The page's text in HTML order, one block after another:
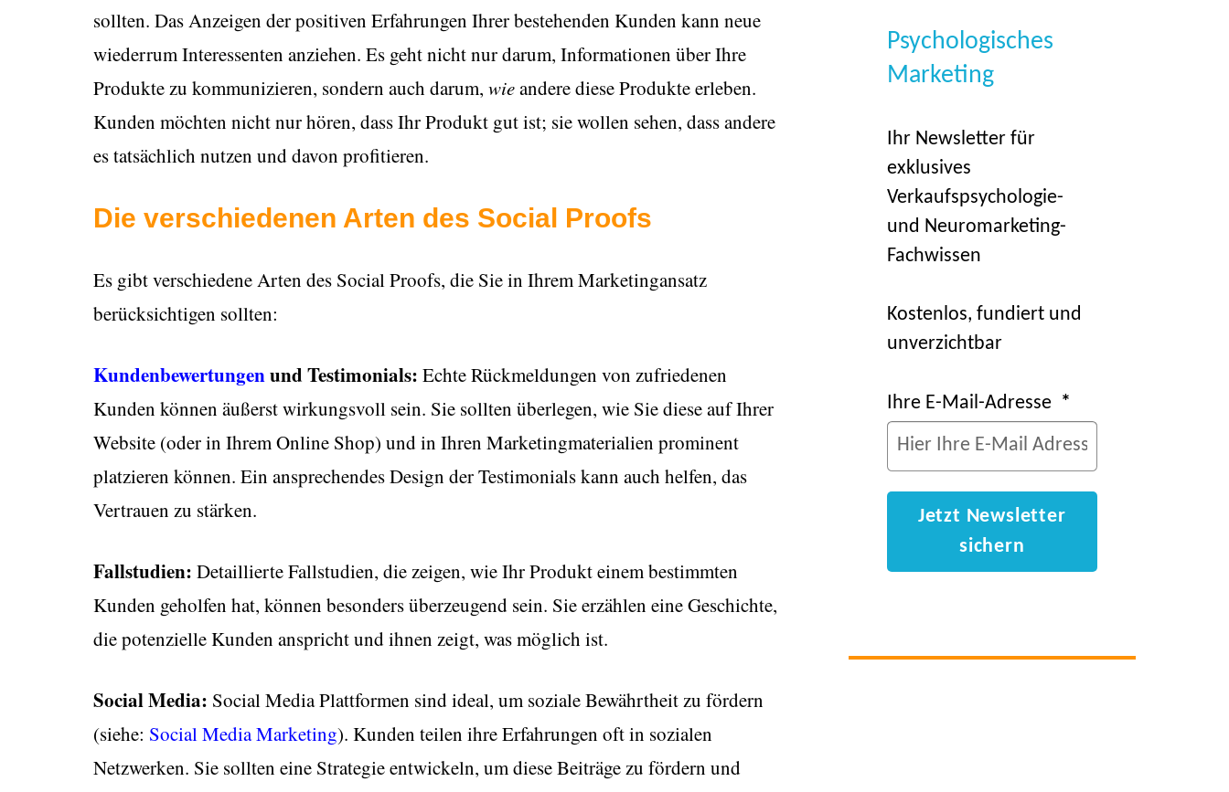
sollten. Das Anzeigen der positiven Erfahrungen Ihrer bestehenden Kunden kann neue
wiederrum Interessenten anziehen. Es geht nicht nur darum, Informationen über Ihre
Produkte zu kommunizieren, sondern auch darum, wieandere diese Produkte erleben.
Kunden möchten nicht nur hören, dass Ihr Produkt gut ist; sie wollen sehen, dass andere
es tatsächlich nutzen und davon profitieren.
Die verschiedenen Arten des Social Proofs
Es gibt verschiedene Arten des Social Proofs, die Sie in Ihrem Marketingansatz
berücksichtigen sollten:
Kundenbewertungenund Testimonials: Echte Rückmeldungen von zufriedenen
Kunden können äußerst wirkungsvoll sein. Sie sollten überlegen, wie Sie diese auf Ihrer
Website (oder in Ihrem Online Shop) und in Ihren Marketingmaterialien prominent
platzieren können. Ein ansprechendes Design der Testimonials kann auch helfen, das
Vertrauen zu stärken.
Fallstudien: Detaillierte Fallstudien, die zeigen, wie Ihr Produkt einem bestimmten
Kunden geholfen hat, können besonders überzeugend sein. Sie erzählen eine Geschichte,
die potenzielle Kunden anspricht und ihnen zeigt, was möglich ist.
Social Media: Social Media Plattformen sind ideal, um soziale Bewährtheit zu fördern
(siehe: Social Media Marketing). Kunden teilen ihre Erfahrungen oft in sozialen
Netzwerken. Sie sollten eine Strategie entwickeln, um diese Beiträge zu fördern und
Psychologisches
Marketing
Ihr Newsletter für
exklusives
Verkaufspsychologie-
und Neuromarketing-
Fachwissen
Kostenlos, fundiert und
unverzichtbar
Ihre E-Mail-Adresse
Jetzt Newsletter
sichern